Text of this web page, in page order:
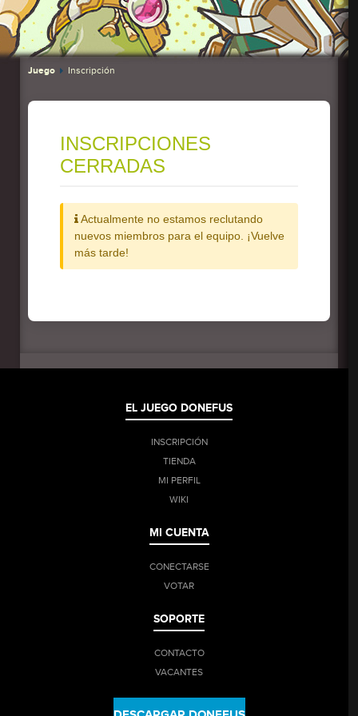
Juego Inscripción
INSCRIPCIONES
CERRADAS
Actualmente no estamos reclutando
nuevos miembros para el equipo. ¡Vuelve
más tarde!
EL JUEGO DONEFUS
INSCRIPCIÓN
TIENDA
MI PERFIL
WIKI
MI CUENTA
CONECTARSE
VOTAR
SOPORTE
CONTACTO
VACANTES